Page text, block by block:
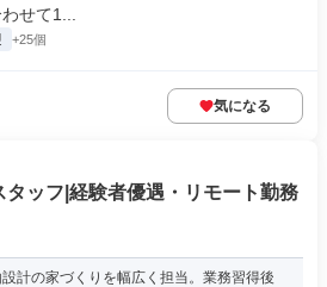
せて1...
+25個
気になる
ッフ|経験者優遇・リモート勤務
計の家づくりを幅広く担当。業務習得後